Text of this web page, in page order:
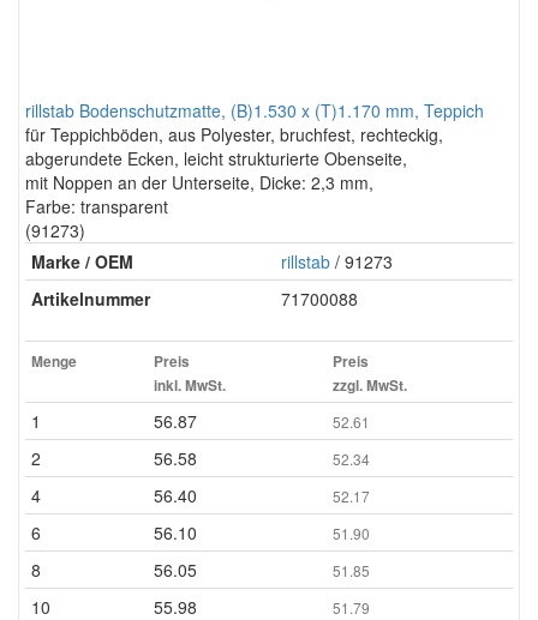
rillstab Bodenschutzmatte, (B)1.530 x (T)1.170 mm, Teppich
für Teppichböden, aus Polyester, bruchfest, rechteckig,
abgerundete Ecken, leicht strukturierte Obenseite,
mit Noppen an der Unterseite, Dicke: 2,3 mm,
Farbe: transparent
(91273)
Marke / OEM
rillstab / 91273
Artikelnummer
71700088
Menge
Preis
inkl. MwSt.
Preis
zzgl. MwSt.
1 56.87 52.61
2 56.58 52.34
4 56.40 52.17
6 56.10 51.90
8 56.05 51.85
10 55.98
51.79